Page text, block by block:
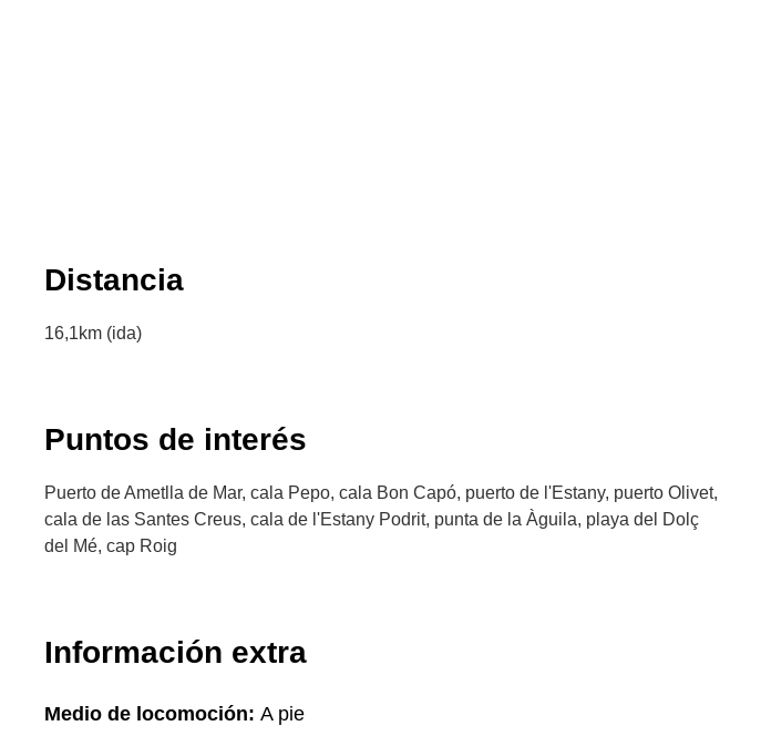
Distancia
16,1km (ida)
Puntos de interés
Puerto de Ametlla de Mar, cala Pepo, cala Bon Capó, puerto de l'Estany, puerto Olivet,
cala de las Santes Creus, cala de l'Estany Podrit, punta de la Àguila, playa del Dolç
del Mé, cap Roig
Información extra
Medio de locomoción: A pie